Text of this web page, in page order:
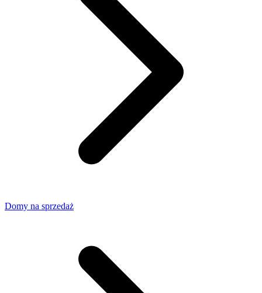
Domy na sprzedaż